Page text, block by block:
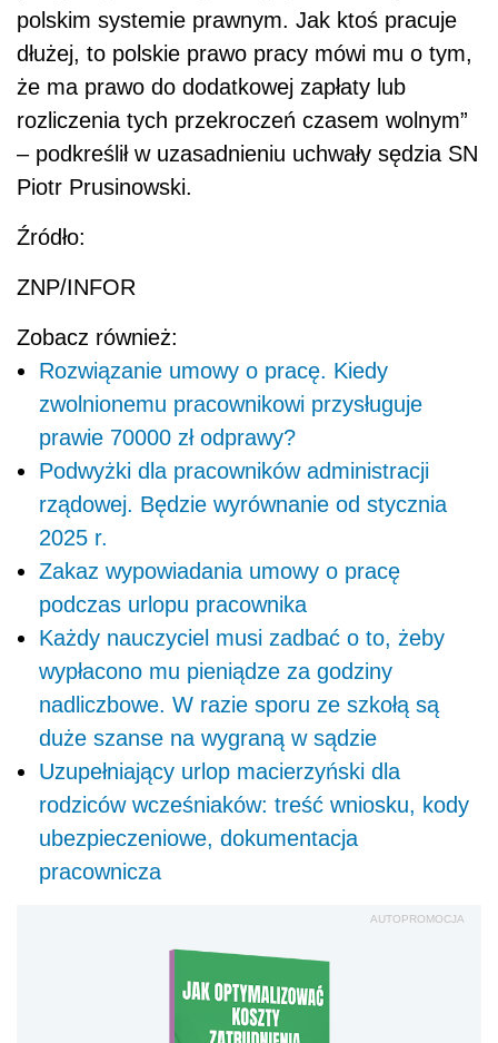
polskim systemie prawnym. Jak ktoś pracuje
dłużej, to polskie prawo pracy mówi mu o tym,
że ma prawo do dodatkowej zapłaty lub
rozliczenia tych przekroczeń czasem wolnym”
– podkreślił w uzasadnieniu uchwały sędzia SN
Piotr Prusinowski.
Źródło:
ZNP/INFOR
Zobacz również:
Rozwiązanie umowy o pracę. Kiedy
zwolnionemu pracownikowi przysługuje
prawie 70000 zł odprawy?
Podwyżki dla pracowników administracji
rządowej. Będzie wyrównanie od stycznia
2025 r.
Zakaz wypowiadania umowy o pracę
podczas urlopu pracownika
Każdy nauczyciel musi zadbać o to, żeby
wypłacono mu pieniądze za godziny
nadliczbowe. W razie sporu ze szkołą są
duże szanse na wygraną w sądzie
Uzupełniający urlop macierzyński dla
rodziców wcześniaków: treść wniosku, kody
ubezpieczeniowe, dokumentacja
pracownicza
AUTOPROMOCJA